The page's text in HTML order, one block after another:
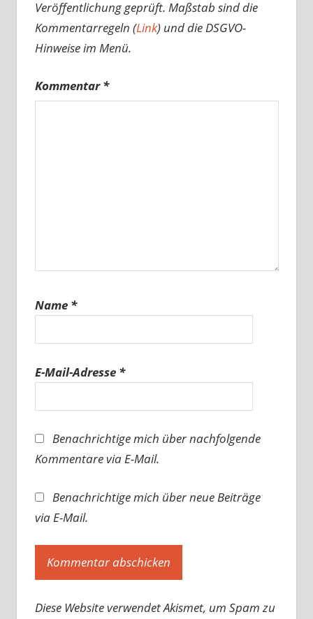
Veröffentlichung geprüft. Maßstab sind die
Kommentarregeln (Link) und die DSGVO-
Hinweise im Menü.
Kommentar*
Name *
E-Mail-Adresse *
Benachrichtige mich über nachfolgende
Kommentare via E-Mail.
Benachrichtige mich über neue Beiträge
via E-Mail.
Diese Website verwendet Akismet, um Spam zu